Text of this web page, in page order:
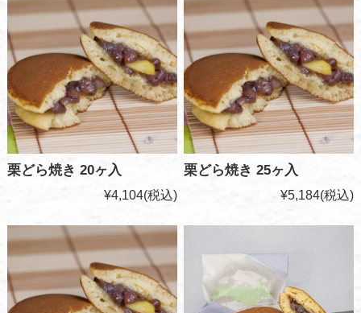
栗どら焼き 20ヶ入
¥4,104(税込)
栗どら焼き 25ヶ入
¥5,184(税込)